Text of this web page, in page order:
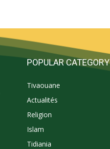
POPULAR CATEGORY
Tivaouane
Actualités
Religion
Islam
Tidiania